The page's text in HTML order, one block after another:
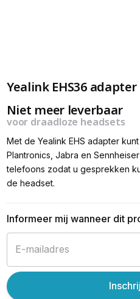
Yealink EHS36 adapter
Niet meer leverbaar
voor draadloze headsets
Met de Yealink EHS adapter
Plantronics, Jabra en
telefoons zodat u gesprekken
de headset.
Informeer mij wanneer dit